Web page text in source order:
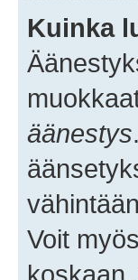
Kuinka
äänestys
Voit